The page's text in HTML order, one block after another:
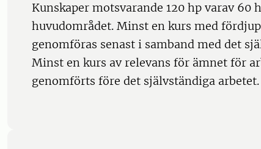
Kunskaper motsvarande 120 hp varav 60
huvudområdet. Minst en kurs med
genomföras senast i samband med det
Minst en kurs av relevans för ämnet för
genomförts före det självständiga arbetet.